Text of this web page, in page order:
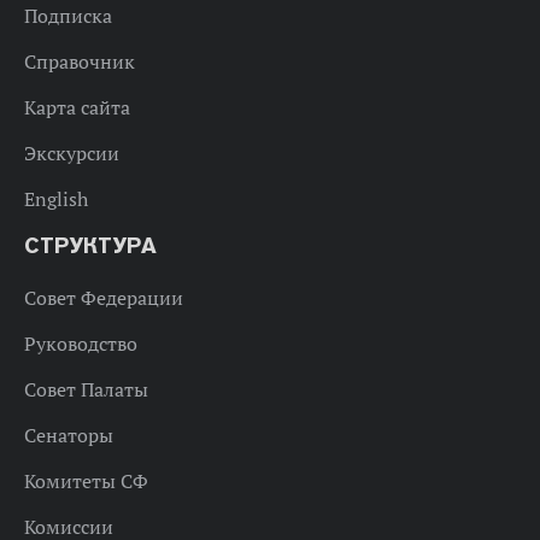
Подписка
Справочник
Карта сайта
Экскурсии
English
СТРУКТУРА
Совет Федерации
Руководство
Совет Палаты
Сенаторы
Комитеты СФ
Комиссии